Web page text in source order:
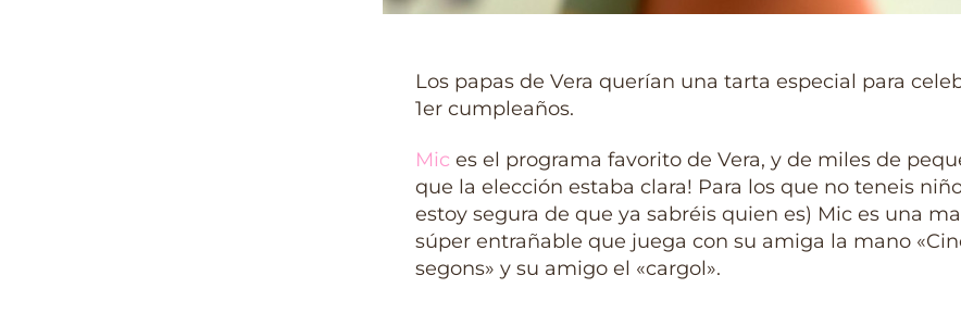
Los papas de Vera querían una tarta especial para
1er cumpleaños.
Mic es el programa favorito de Vera, y de miles de
que la elección estaba clara! Para los que no teneis
estoy segura de que ya sabréis quien es) Mic es una
súper entrañable que juega con su amiga la mano
segons» y su amigo el «cargol».